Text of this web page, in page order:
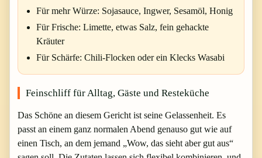
Für mehr Würze: Sojasauce, Ingwer, Sesamöl, Honig
Für Frische: Limette, etwas Salz, fein gehackte
Kräuter
Für Schärfe: Chili-Flocken oder ein Klecks Wasabi
Feinschliff für Alltag, Gäste und Resteküche
Das Schöne an diesem Gericht ist seine Gelassenheit. Es
passt an einem ganz normalen Abend genauso gut wie auf
einen Tisch, an dem jemand „Wow, das sieht aber gut aus“